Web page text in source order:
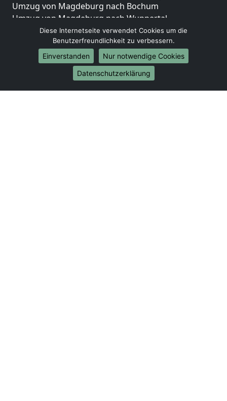
Umzug von Magdeburg nach Bochum
Umzug von Magdeburg nach Wuppertal
Umzug von Magdeburg nach Bielefeld
Umzug von Magdeburg nach Bonn
Umzug von Magdeburg nach Münster
Internationale-Umzüge
Umzug von Magdeburg nach Brasilien
Diese Internetseite verwendet Cookies um die
Benutzerfreundlichkeit zu verbessern.
Einverstanden
Nur notwendige Cookies
Datenschutzerklärung